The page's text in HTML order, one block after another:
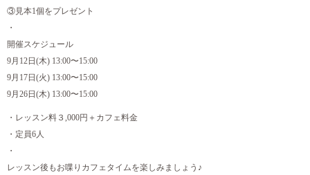
③見本1個をプレゼント
・
開催スケジュール
9月12日(木) 13:00〜15:00
9月17日(火) 13:00〜15:00
9月26日(木) 13:00〜15:00
・レッスン料３,000円＋カフェ料金
・定員6人
・
レッスン後もお喋りカフェタイムを楽しみましょう♪